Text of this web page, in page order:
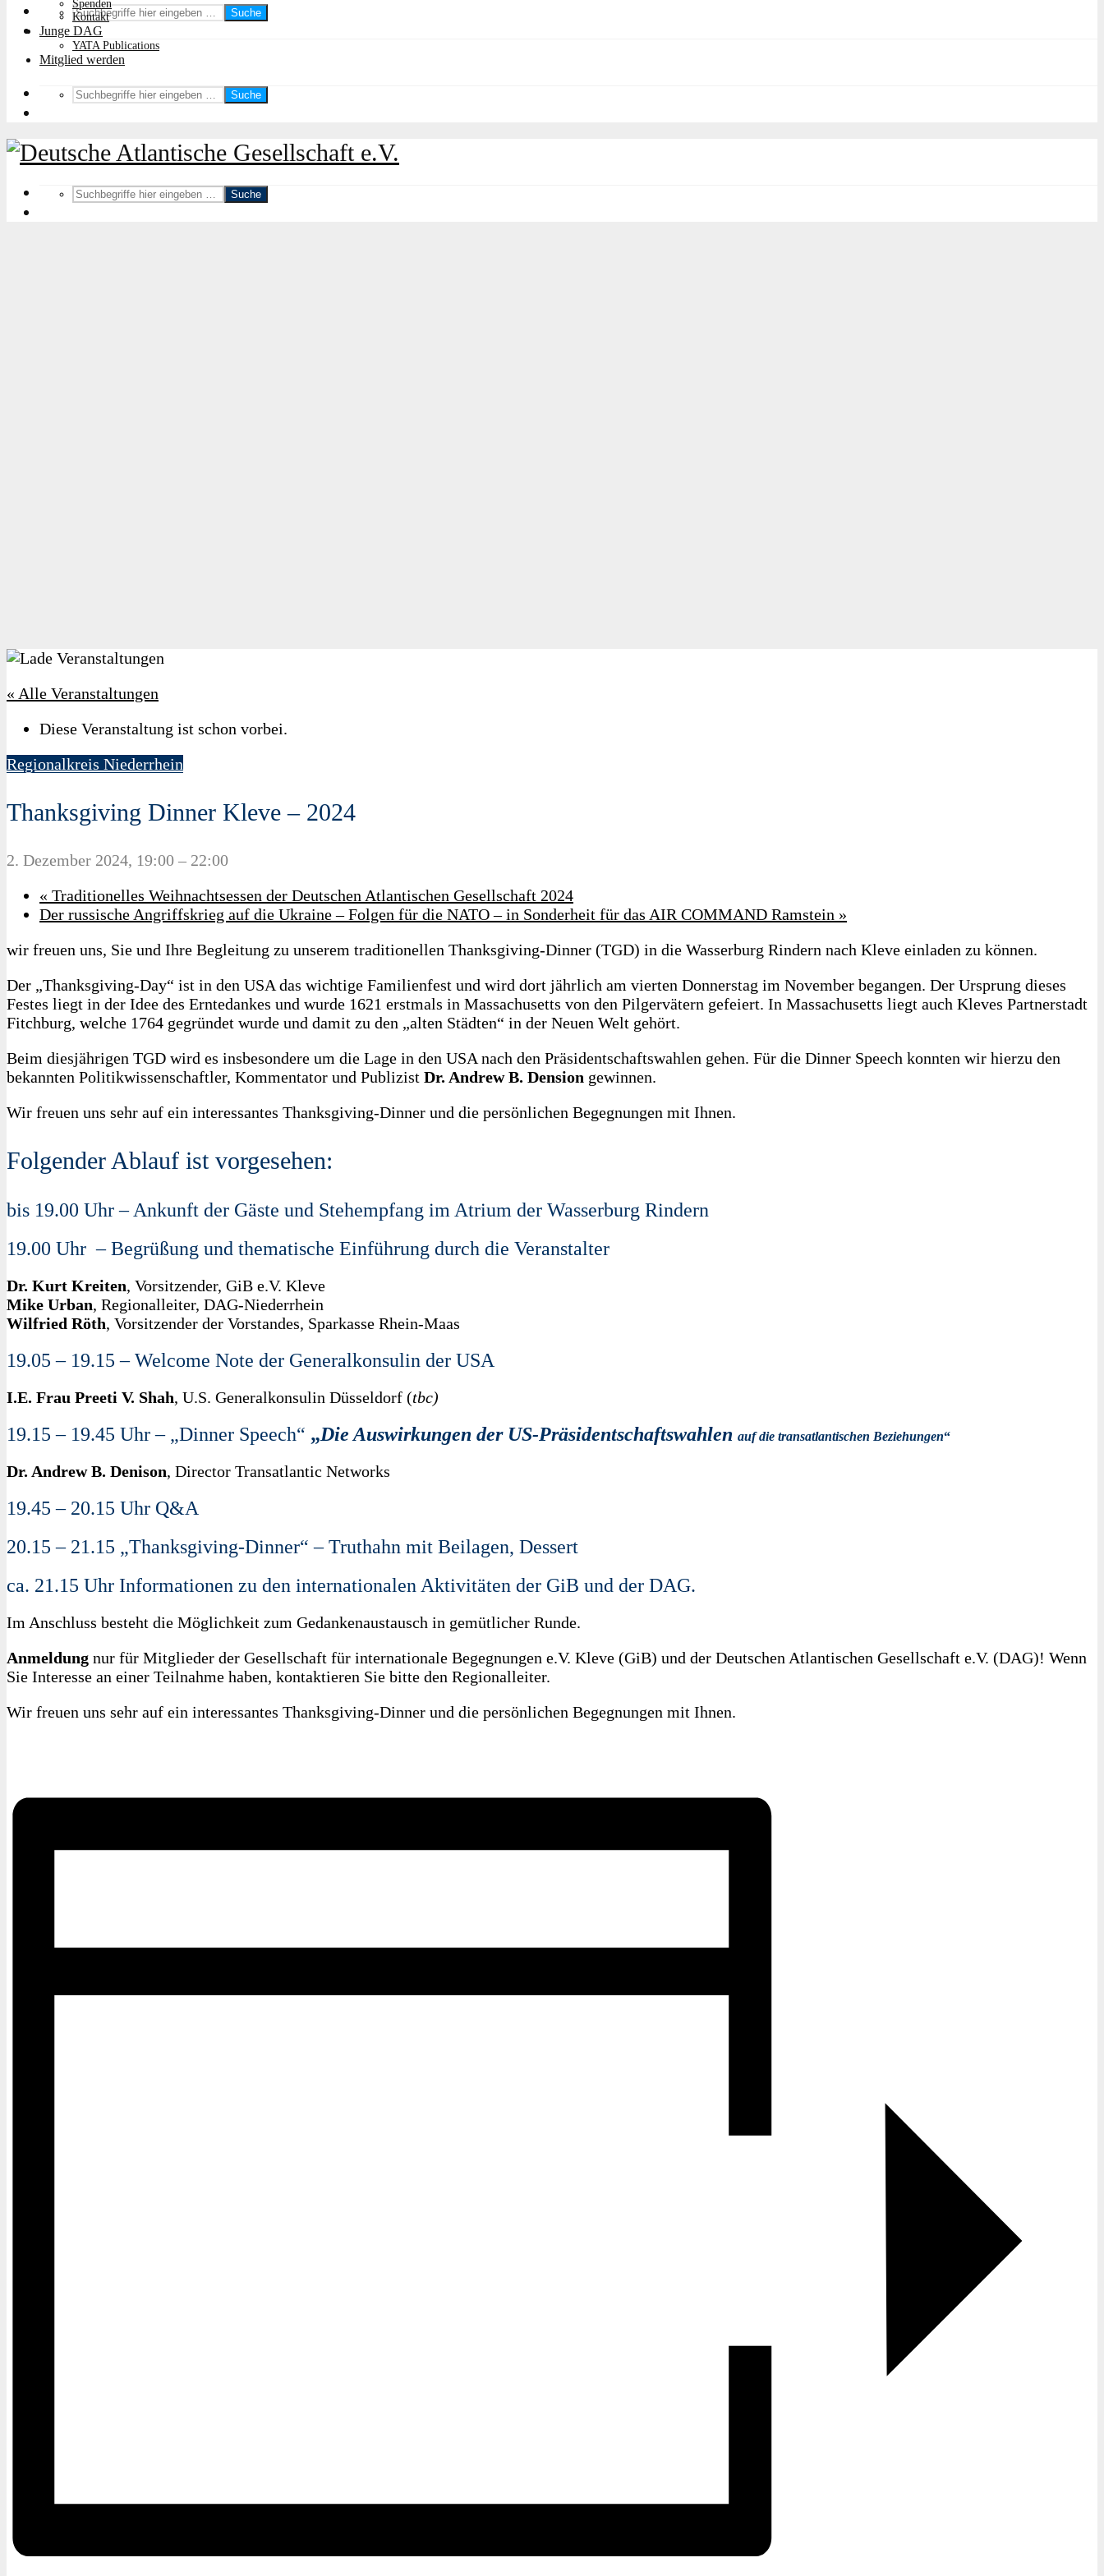
Suche
Spenden
Kontakt
Junge DAG
YATA Publications
Mitglied werden
Suche
Suche
« Alle Veranstaltungen
Diese Veranstaltung ist schon vorbei.
Regionalkreis Niederrhein
Thanksgiving Dinner Kleve – 2024
2. Dezember 2024, 19:00 – 22:00
« Traditionelles Weihnachtsessen der Deutschen Atlantischen Gesellschaft 2024
Der russische Angriffskrieg auf die Ukraine – Folgen für die NATO – in Sonderheit für das AIR COMMAND Ramstein »
wir freuen uns, Sie und Ihre Begleitung zu unserem traditionellen Thanksgiving-Dinner (TGD) in die Wasserburg Rindern nach Kleve einladen zu können.
Der „Thanksgiving-Day“ ist in den USA das wichtige Familienfest und wird dort jährlich am vierten Donnerstag im November begangen. Der Ursprung dieses
Festes liegt in der Idee des Erntedankes und wurde 1621 erstmals in Massachusetts von den Pilgervätern gefeiert. In Massachusetts liegt auch Kleves Partnerstadt
Fitchburg, welche 1764 gegründet wurde und damit zu den „alten Städten“ in der Neuen Welt gehört.
Beim diesjährigen TGD wird es insbesondere um die Lage in den USA nach den Präsidentschaftswahlen gehen. Für die Dinner Speech konnten wir hierzu den
bekannten Politikwissenschaftler, Kommentator und Publizist Dr. Andrew B. Dension gewinnen.
Wir freuen uns sehr auf ein interessantes Thanksgiving-Dinner und die persönlichen Begegnungen mit Ihnen.
Folgender Ablauf ist vorgesehen:
bis 19.00 Uhr – Ankunft der Gäste und Stehempfang im Atrium der Wasserburg Rindern
19.00 Uhr – Begrüßung und thematische Einführung durch die Veranstalter
Dr. Kurt Kreiten, Vorsitzender, GiB e.V. Kleve
Mike Urban, Regionalleiter, DAG-Niederrhein
Wilfried Röth, Vorsitzender der Vorstandes, Sparkasse Rhein-Maas
19.05 – 19.15 – Welcome Note der Generalkonsulin der USA
I.E. Frau Preeti V. Shah, U.S. Generalkonsulin Düsseldorf (tbc)
19.15 – 19.45 Uhr – „Dinner Speech“ „Die Auswirkungen der US-Präsidentschaftswahlen auf die transatlantischen Beziehungen“
Dr. Andrew B. Denison, Director Transatlantic Networks
19.45 – 20.15 Uhr Q&A
20.15 – 21.15 „Thanksgiving-Dinner“ – Truthahn mit Beilagen, Dessert
ca. 21.15 Uhr Informationen zu den internationalen Aktivitäten der GiB und der DAG.
Im Anschluss besteht die Möglichkeit zum Gedankenaustausch in gemütlicher Runde.
Anmeldung nur für Mitglieder der Gesellschaft für internationale Begegnungen e.V. Kleve (GiB) und der Deutschen Atlantischen Gesellschaft e.V. (DAG)! Wenn
Sie Interesse an einer Teilnahme haben, kontaktieren Sie bitte den Regionalleiter.
Wir freuen uns sehr auf ein interessantes Thanksgiving-Dinner und die persönlichen Begegnungen mit Ihnen.